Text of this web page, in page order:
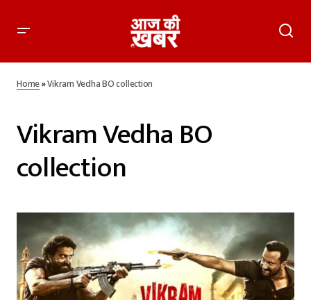
Home»Vikram Vedha BO collection
Vikram Vedha BO
collection